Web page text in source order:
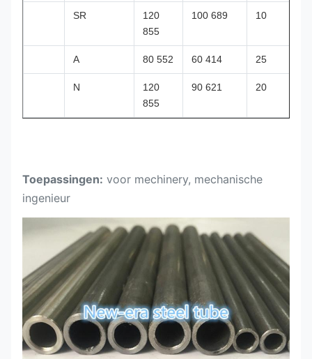
SR
120
855
100 689 10
A 80 552 60 414 25
N
120
855
90 621 20
Toepassingen: voor mechinery, mechanische
ingenieur